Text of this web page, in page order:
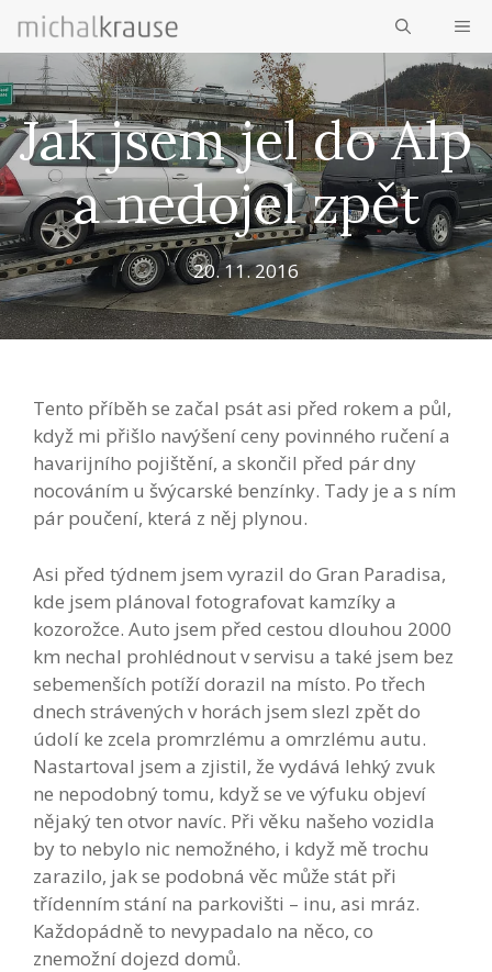
Přeskočit
na
obsah
Jak jsem jel do Alp
a nedojel zpět
20. 11. 2016
Tento příběh se začal psát asi před rokem a půl,
když mi přišlo navýšení ceny povinného ručení a
havarijního pojištění, a skončil před pár dny
nocováním u švýcarské benzínky. Tady je a s ním
pár poučení, která z něj plynou.
Asi před týdnem jsem vyrazil do Gran Paradisa,
kde jsem plánoval fotografovat kamzíky a
kozorožce. Auto jsem před cestou dlouhou 2000
km nechal prohlédnout v servisu a také jsem bez
sebemenších potíží dorazil na místo. Po třech
dnech strávených v horách jsem slezl zpět do
údolí ke zcela promrzlému a omrzlému autu.
Nastartoval jsem a zjistil, že vydává lehký zvuk
ne nepodobný tomu, když se ve výfuku objeví
nějaký ten otvor navíc. Při věku našeho vozidla
by to nebylo nic nemožného, i když mě trochu
zarazilo, jak se podobná věc může stát při
třídenním stání na parkovišti – inu, asi mráz.
Každopádně to nevypadalo na něco, co
znemožní dojezd domů.